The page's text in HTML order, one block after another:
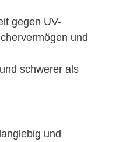
gegen UV-
und
schwerer als
und